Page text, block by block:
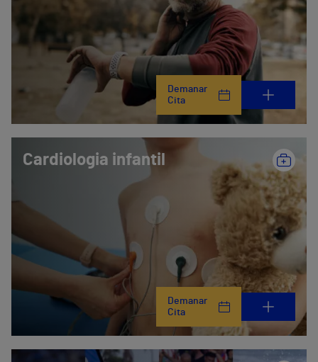
Demanar
Cita
Cardiologia infantil
Demanar
Cita